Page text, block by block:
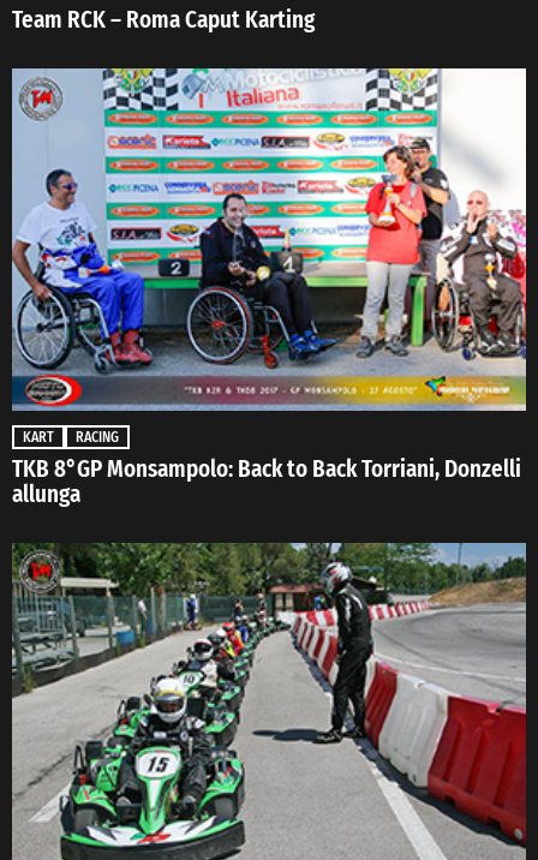
Team RCK – Roma Caput Karting
KART RACING
TKB 8°GP Monsampolo: Back to Back Torriani, Donzelli
allunga